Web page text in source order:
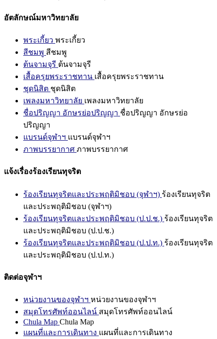
อัตลักษณ์มหาวิทยาลัย
พระเกี้ยว พระเกี้ยว
สีชมพู สีชมพู
ต้นจามจุรี ต้นจามจุรี
เสื้อครุยพระราชทาน เสื้อครุยพระราชทาน
ชุดนิสิต ชุดนิสิต
เพลงมหาวิทยาลัย เพลงมหาวิทยาลัย
ชื่อปริญญา อักษรย่อปริญญา ชื่อปริญญา อักษรย่อ
ปริญญา
แบรนด์จุฬาฯ แบรนด์จุฬาฯ
ภาพบรรยากาศ ภาพบรรยากาศ
แจ้งเรื่องร้องเรียนทุจริต
ร้องเรียนทุจริตและประพฤติมิชอบ (จุฬาฯ) ร้องเรียนทุจริต
และประพฤติมิชอบ (จุฬาฯ)
ร้องเรียนทุจริตและประพฤติมิชอบ (ป.ป.ช.) ร้องเรียนทุจริต
และประพฤติมิชอบ (ป.ป.ช.)
ร้องเรียนทุจริตและประพฤติมิชอบ (ป.ป.ท.) ร้องเรียนทุจริต
และประพฤติมิชอบ (ป.ป.ท.)
ติดต่อจุฬาฯ
หน่วยงานของจุฬาฯ หน่วยงานของจุฬาฯ
สมุดโทรศัพท์ออนไลน์ สมุดโทรศัพท์ออนไลน์
Chula Map Chula Map
แผนที่และการเดินทาง แผนที่และการเดินทาง